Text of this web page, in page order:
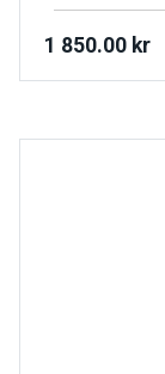
1 850.00 kr